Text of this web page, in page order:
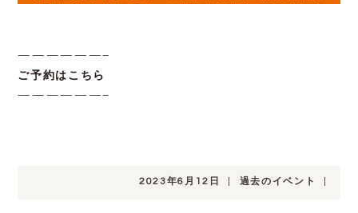
——————–
ご予約はこちら
——————–
2023年6月12日 過去のイベント